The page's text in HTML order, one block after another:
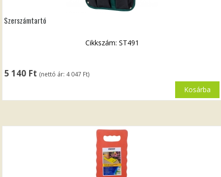
Szerszámtartó
5 140 Ft (nettó ár: 4 047 Ft)
Cikkszám: ST491
Kosárba